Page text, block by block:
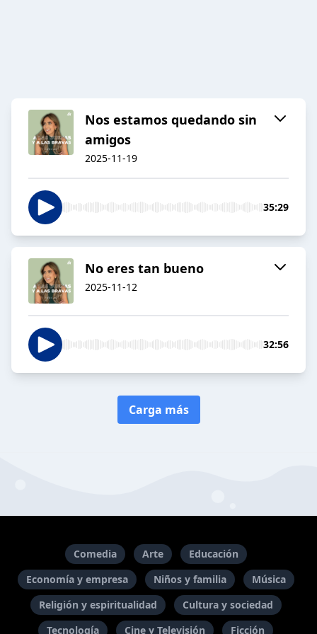
Nos estamos quedando sin
amigos
2025-11-19
35:29
No eres tan bueno
2025-11-12
32:56
Carga más
Comedia Arte
Educación
Economía y empresa
Niños y familia
Música
Religión y espiritualidad
Cultura y sociedad
Tecnología
Cine y Televisión Ficción